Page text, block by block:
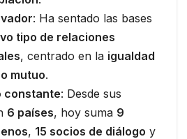
: Ha sentado las bases
tipo de relaciones
, centrado en la igualdad
mutuo.
constante: Desde sus
6 países, hoy suma 9
, 15 socios de diálogo y